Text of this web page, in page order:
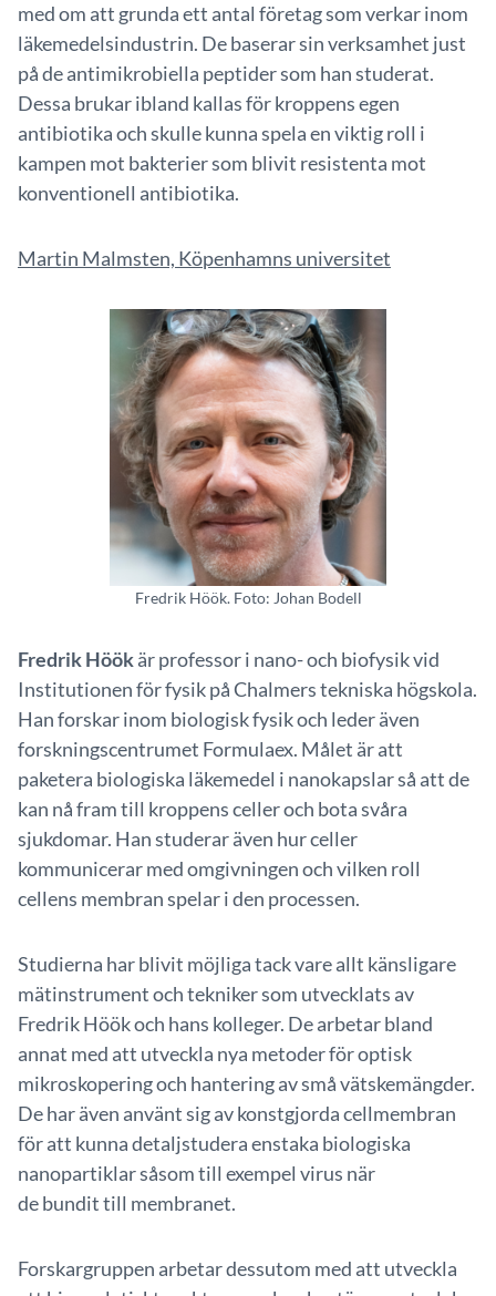
med om att grunda ett antal företag som verkar inom
läkemedelsindustrin. De baserar sin verksamhet just
på de antimikrobiella peptider som han studerat.
Dessa brukar ibland kallas för kroppens egen
antibiotika och skulle kunna spela en viktig roll i
kampen mot bakterier som blivit resistenta mot
konventionell antibiotika.
Martin Malmsten, Köpenhamns universitet
Fredrik Höök. Foto: Johan Bodell
Fredrik Höökär professor i nano- och biofysik vid
Institutionen för fysik på Chalmers tekniska högskola.
Han forskar inom biologisk fysik och leder även
forskningscentrumet Formulaex. Målet är att
paketera biologiska läkemedel i nanokapslar så att de
kan nå fram till kroppens celler och bota svåra
sjukdomar. Han studerar även hur celler
kommunicerar med omgivningen och vilken roll
cellens membran spelar i den processen.
Studierna har blivit möjliga tack vare allt känsligare
mätinstrument och tekniker som utvecklats av
Fredrik Höök och hans kolleger. De arbetar bland
annat med att utveckla nya metoder för optisk
mikroskopering och hantering av små vätskemängder.
De har även använt sig av konstgjorda cellmembran
för att kunna detaljstudera enstaka biologiska
nanopartiklar såsom till exempel virus när
de bundit till membranet.
Forskargruppen arbetar dessutom med att utveckla